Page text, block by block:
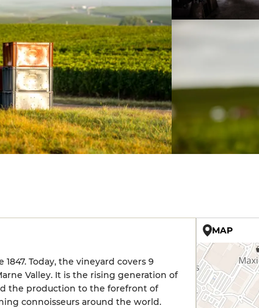
Today, the vineyard covers 9
Valley. It is the rising generation of
the production to the forefront of
connoisseurs around the world.
MAP